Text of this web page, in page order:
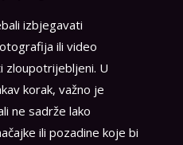
izbjegavati
ili video
zloupotrijebljeni. U
korak, važno je
ne sadrže lako
ili pozadine koje bi